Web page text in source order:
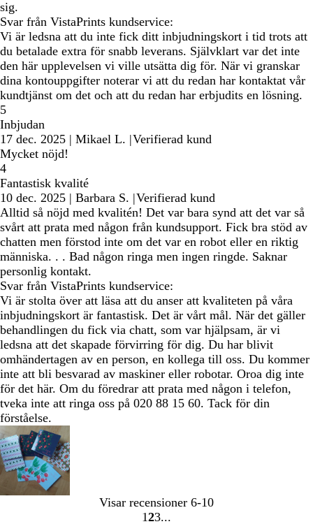
sig.
Svar från VistaPrints kundservice:
Vi är ledsna att du inte fick ditt inbjudningskort i tid trots att
du betalade extra för snabb leverans. Självklart var det inte
den här upplevelsen vi ville utsätta dig för. När vi granskar
dina kontouppgifter noterar vi att du redan har kontaktat vår
kundtjänst om det och att du redan har erbjudits en lösning.
5
Inbjudan
17 dec. 2025 | Mikael L. |Verifierad kund
Mycket nöjd!
4
Fantastisk kvalité
10 dec. 2025 | Barbara S. |Verifierad kund
Alltid så nöjd med kvalitén! Det var bara synd att det var så
svårt att prata med någon från kundsupport. Fick bra stöd av
chatten men förstod inte om det var en robot eller en riktig
människa. . . Bad någon ringa men ingen ringde. Saknar
personlig kontakt.
Svar från VistaPrints kundservice:
Vi är stolta över att läsa att du anser att kvaliteten på våra
inbjudningskort är fantastisk. Det är vårt mål. När det gäller
behandlingen du fick via chatt, som var hjälpsam, är vi
ledsna att det skapade förvirring för dig. Du har blivit
omhändertagen av en person, en kollega till oss. Du kommer
inte att bli besvarad av maskiner eller robotar. Oroa dig inte
för det här. Om du föredrar att prata med någon i telefon,
tveka inte att ringa oss på 020 88 15 60. Tack för din
förståelse.
Visar recensioner 6-10
Gå
1 Gå
2Gå
3